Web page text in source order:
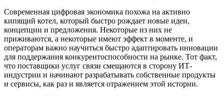
Современная цифровая экономика похожа на активно
кипящий котел, который быстро рождает новые идеи,
концепции и предложения. Некоторые из них не
приживаются, а некоторые имеют эффект в моменте, и
операторам важно научиться быстро адаптировать инновации
для поддержания конкурентоспособности на рынке. Тот факт,
что поставщики услуг связи смещаются в сторону ИТ-
индустрии и начинают разрабатывать собственные продукты
и сервисы, как раз и является отражением этой истории.